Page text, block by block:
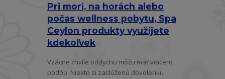
Pri mori, na horách alebo
počas wellness pobytu, Spa
Ceylon produkty využijete
kdekoľvek
Vzácne chvíle oddychu môžu mať viacero
podôb. Niekto si zaslúženú dovolenku